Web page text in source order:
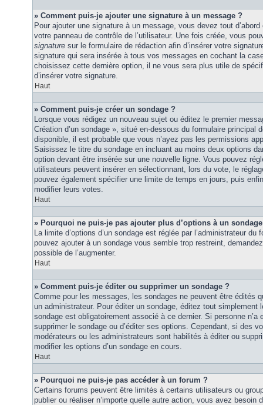
» Comment puis-je ajouter une signature à un message ?
Pour ajouter une signature à un message, vous devez tout d’abord
votre panneau de contrôle de l’utilisateur. Une fois créée, vous
signature sur le formulaire de rédaction afin d’insérer votre
signature qui sera insérée à tous vos messages en cochant la
choisissez cette dernière option, il ne vous sera plus utile de
d’insérer votre signature.
Haut
» Comment puis-je créer un sondage ?
Lorsque vous rédigez un nouveau sujet ou éditez le premier
Création d’un sondage », situé en-dessous du formulaire principal
disponible, il est probable que vous n’ayez pas les permissions
Saisissez le titre du sondage en incluant au moins deux options
option devant être insérée sur une nouvelle ligne. Vous pouvez
utilisateurs peuvent insérer en sélectionnant, lors du vote, le
pouvez également spécifier une limite de temps en jours, puis
modifier leurs votes.
Haut
» Pourquoi ne puis-je pas ajouter plus d’options à un
La limite d’options d’un sondage est réglée par l’administrateur
pouvez ajouter à un sondage vous semble trop restreint,
possible de l’augmenter.
Haut
» Comment puis-je éditer ou supprimer un sondage ?
Comme pour les messages, les sondages ne peuvent être édités
un administrateur. Pour éditer un sondage, éditez tout simplement
sondage est obligatoirement associé à ce dernier. Si personne
supprimer le sondage ou d’éditer ses options. Cependant, si des
modérateurs ou les administrateurs sont habilités à éditer ou
modifier les options d’un sondage en cours.
Haut
» Pourquoi ne puis-je pas accéder à un forum ?
Certains forums peuvent être limités à certains utilisateurs ou
publier ou réaliser n’importe quelle autre action, vous avez besoin